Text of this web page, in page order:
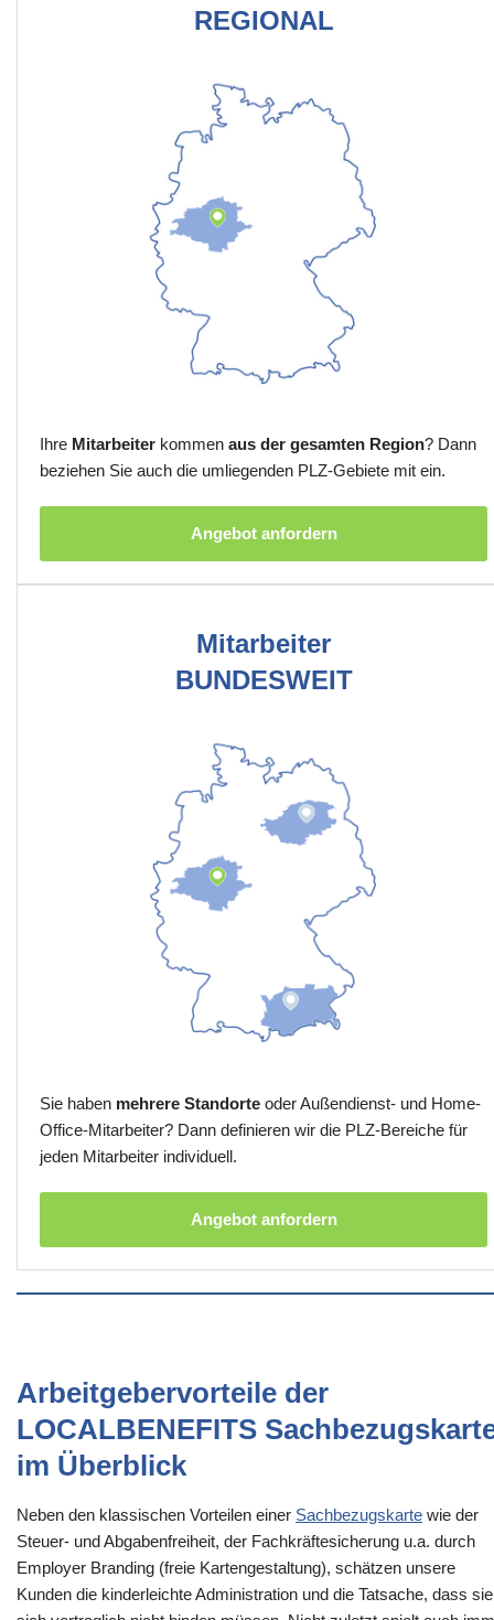
REGIONAL
Ihre Mitarbeiter kommen aus der gesamten Region? Dann
beziehen Sie auch die umliegenden PLZ-Gebiete mit ein.
Angebot anfordern
Mitarbeiter
BUNDESWEIT
Sie haben mehrere Standorte oder Außendienst- und Home-
Office-Mitarbeiter? Dann definieren wir die PLZ-Bereiche für
jeden Mitarbeiter individuell.
Angebot anfordern
Arbeitgebervorteile der
LOCALBENEFITS
im Überblick
Neben den klassischen Vorteilen einer Sachbezugskarte wie der
Steuer- und Abgabenfreiheit, der Fachkräftesicherung u.a. durch
Employer Branding (freie Kartengestaltung), schätzen unsere
Kunden die kinderleichte Administration und die Tatsache, dass sie